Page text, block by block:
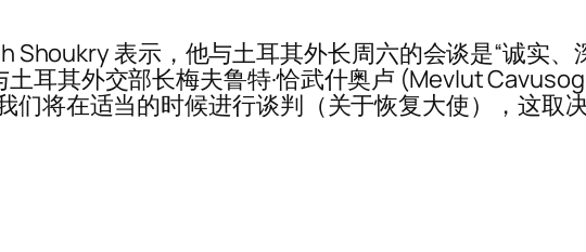
Shoukry 表示，他与土耳其外长周六的会谈是“诚实
土耳其外交部长梅夫鲁特·恰武什奥卢 (Mevlut
们将在适当的时候进行谈判（关于恢复大使），这取